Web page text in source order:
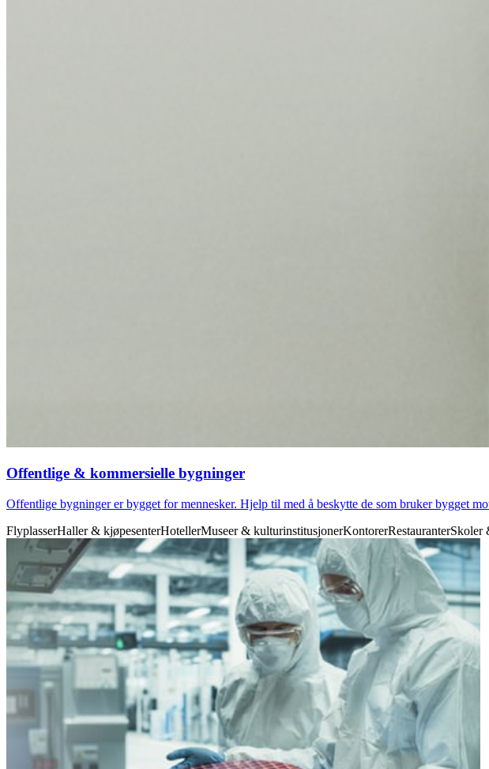
Offentlige & kommersielle bygninger
Offentlige bygninger er bygget for mennesker. Hjelp til med å beskytte de som bruker bygget
FlyplasserHaller & kjøpesenterHotellerMuseer & kulturinstitusjonerKontorerRestauranterSkoler